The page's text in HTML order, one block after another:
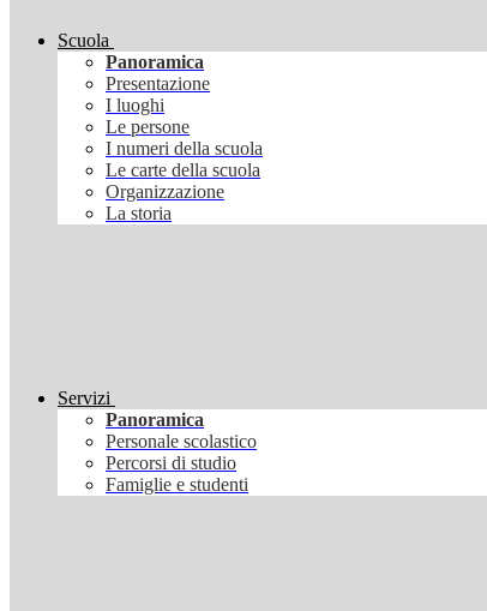
Scuola
Panoramica
Presentazione
I luoghi
Le persone
I numeri della scuola
Le carte della scuola
Organizzazione
La storia
Servizi
Panoramica
Personale scolastico
Percorsi di studio
Famiglie e studenti